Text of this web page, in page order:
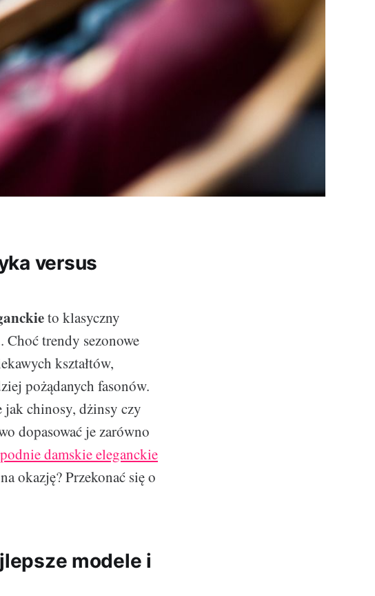
versus
to klasyczny
Choć trendy sezonowe
kształtów,
pożądanych fasonów.
jak chinosy, dżinsy czy
dopasować je zarówno
damskie eleganckie
okazję? Przekonać się o
modele i